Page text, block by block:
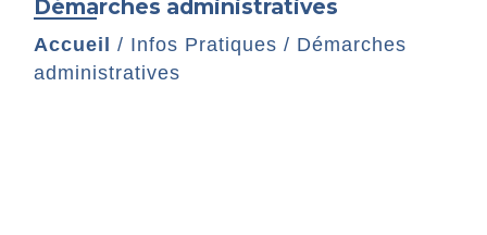
Démarches administratives
Accueil / Infos Pratiques / Démarches
administratives